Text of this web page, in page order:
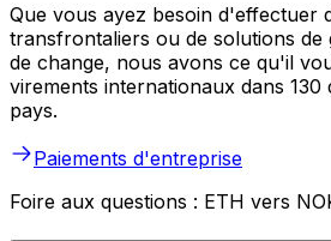
Que vous ayez besoin d'effectuer
transfrontaliers ou de solutions de
de change, nous avons ce qu'il
virements internationaux dans 130
pays.
Paiements d'entreprise
Foire aux questions : ETH vers